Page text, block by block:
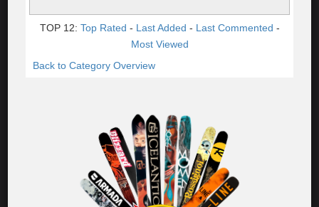
TOP 12: Top Rated - Last Added - Last Commented -
Most Viewed
Back to Category Overview